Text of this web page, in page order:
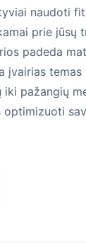
naudoti
prie jūsų
padeda
įvairias temas
iki pažangių
optimizuoti